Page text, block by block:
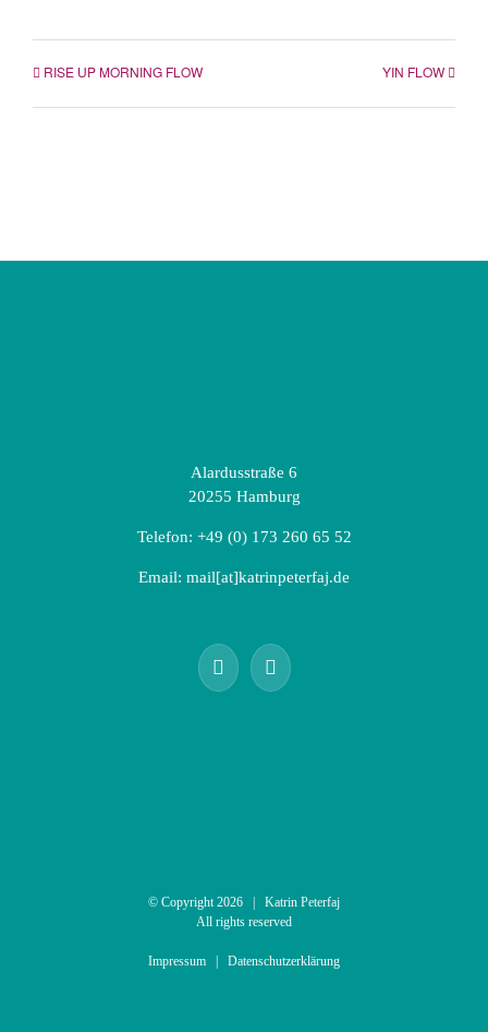
RISE UP MORNING FLOW YIN FLOW
Alardusstraße 6
20255 Hamburg
Telefon: +49 (0) 173 260 65 52
Email: mail[at]katrinpeterfaj.de
© Copyright2026 | Katrin Peterfaj
All rights reserved
Impressum Datenschutzerklärung